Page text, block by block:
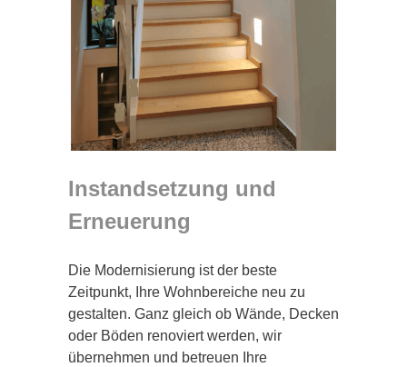
Instandsetzung und
Erneuerung
Die Modernisierung ist der beste
Zeitpunkt, Ihre Wohnbereiche neu zu
gestalten. Ganz gleich ob Wände, Decken
oder Böden renoviert werden, wir
übernehmen und betreuen Ihre